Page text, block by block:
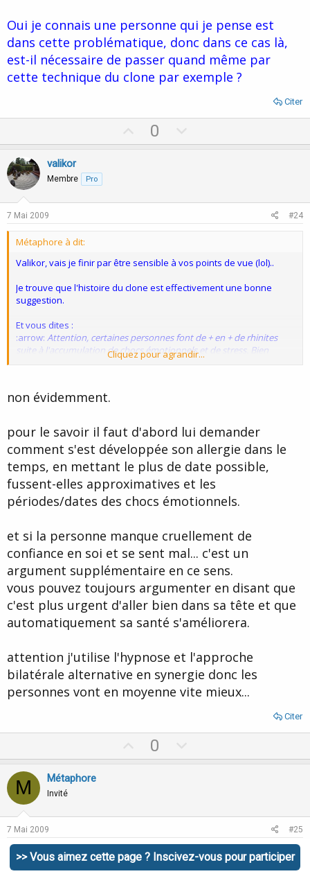
Oui je connais une personne qui je pense est
dans cette problématique, donc dans ce cas là,
est-il nécessaire de passer quand même par
cette technique du clone par exemple ?
Citer
p
0
o
valikor
Membre Pro
7 Mai 2009 #24
Métaphore à dit:
Valikor, vais je finir par être sensible à vos points de vue (lol)..
Je trouve que l'histoire du clone est effectivement une bonne
suggestion.
Et vous dites :
:arrow: Attention, certaines personnes font de + en + de rhinites
suite à l'accumulation de chocs émotionnels et de stress. Bien
différencier les 2 catégories à l'anamnèse.
problématique, donc dans ce cas là, est-il nécessaire de passer
Cliquez pour agrandir...
non évidemment.
pour le savoir il faut d'abord lui demander
comment s'est développée son allergie dans le
temps, en mettant le plus de date possible,
fussent-elles approximatives et les
périodes/dates des chocs émotionnels.
et si la personne manque cruellement de
confiance en soi et se sent mal... c'est un
argument supplémentaire en ce sens.
vous pouvez toujours argumenter en disant que
c'est plus urgent d'aller bien dans sa tête et que
automatiquement sa santé s'améliorera.
attention j'utilise l'hypnose et l'approche
bilatérale alternative en synergie donc les
personnes vont en moyenne vite mieux...
Citer
p
t
0
o
v
t
e
M Métaphore
Invité
7 Mai 2009 #25
:arrow: attention j'utilise l'hypnose et l'approche
bilatérale alternative en synergie donc les
>> Vous aimez cette page ? Inscivez-vous pour participer